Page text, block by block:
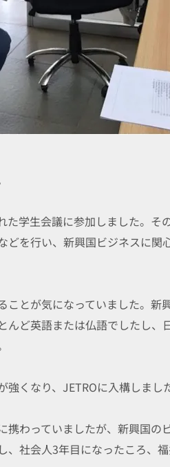
学生会議に参加しました。そ
を行い、新興国ビジネスに関
とが気になっていました。新
ど英語または仏語でしたし、
くなり、JETROに入構しまし
わっていましたが、新興国の
社会人3年目になったころ、